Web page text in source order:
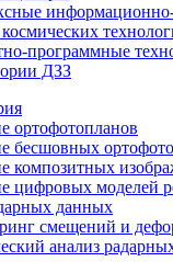
программные
ДЗЗ
ортофотопланов
бесшовных
композитных
цифровых моделей
данных
смещений и
анализ